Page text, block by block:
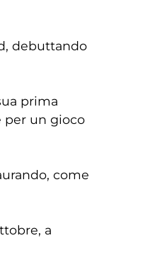
debuttando
prima
per un gioco
come
a